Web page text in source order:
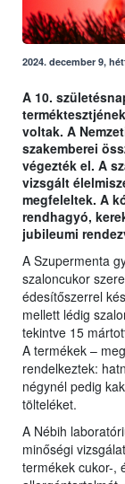
2024. december 9,
A 10.
voltak. A
szakemberei
végezték el. A
vizsgált
megfeleltek. A
rendhagyó,
jubileumi
A Szupermenta
szaloncukor
édesítőszerrel
mellett lédig
tekintve 15
A termékek –
rendelkeztek:
négynél pedig
tölteléket.
A Nébih
minőségi
termékek cukor-,